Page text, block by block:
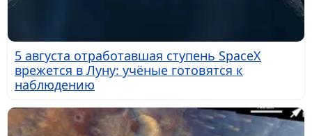
5 августа отработавшая ступень SpaceX
врежется в Луну: учёные готовятся к
наблюдению